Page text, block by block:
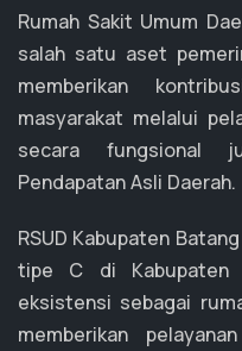
Rumah Sakit Umum
salah satu aset
memberikan
masyarakat melalui
secara fungsional
Pendapatan Asli Daerah.
RSUD Kabupaten
tipe C di Kabupaten
eksistensi sebagai
memberikan